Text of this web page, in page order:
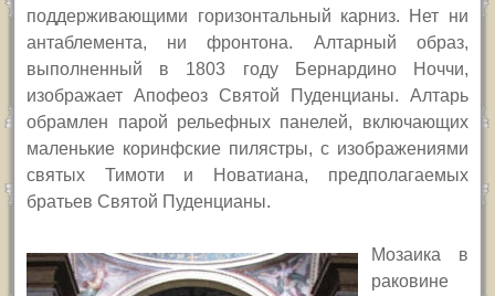
поддерживающими горизонтальный карниз. Нет ни
антаблемента, ни фронтона. Алтарный образ,
выполненный в 1803 году Бернардино Ноччи,
изображает Апофеоз Святой Пуденцианы. Алтарь
обрамлен парой рельефных панелей, включающих
маленькие коринфские пилястры, с изображениями
святых Тимоти и Новатиана, предполагаемых
братьев Святой Пуденцианы.
Мозаика в
раковине